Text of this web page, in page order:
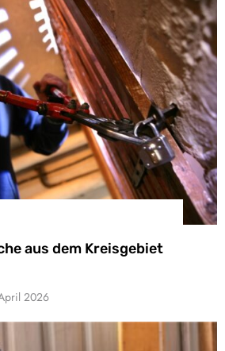
aus dem Kreisgebiet
2026